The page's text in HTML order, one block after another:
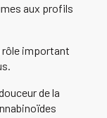
aux profils
rôle important
de la